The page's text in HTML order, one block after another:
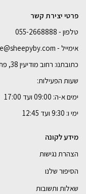
פרטי יצירת קשר
טלפון - 055-2668888
אימייל - office@sheepyby.com
כתובתנו: רחוב מודיעין 38, פתח תקווה (אולם תצוגה + מחסן איסופים עצמאיים)
שעות הפעילות:
ימים א-ה: 09:00 ועד 17:00
ימי ו: 9:30 ועד 12:45
מידע לקונה
הצהרת נגישות
הסיפור שלנו
שאלות ותשובות